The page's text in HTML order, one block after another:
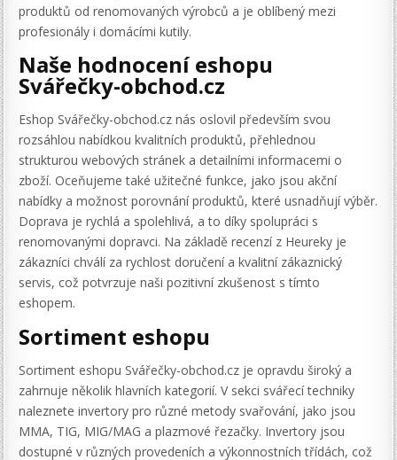
produktů od renomovaných výrobců a je oblíbený mezi
profesionály i domácími kutily.
Naše hodnocení eshopu
Svářečky-obchod.cz
Eshop Svářečky-obchod.cz nás oslovil především svou
rozsáhlou nabídkou kvalitních produktů, přehlednou
strukturou webových stránek a detailními informacemi o
zboží. Oceňujeme také užitečné funkce, jako jsou akční
nabídky a možnost porovnání produktů, které usnadňují výběr.
Doprava je rychlá a spolehlivá, a to díky spolupráci s
renomovanými dopravci. Na základě recenzí z Heureky je
zákazníci chválí za rychlost doručení a kvalitní zákaznický
servis, což potvrzuje naši pozitivní zkušenost s tímto
eshopem.
Sortiment eshopu
Sortiment eshopu Svářečky-obchod.cz je opravdu široký a
zahrnuje několik hlavních kategorií. V sekci svářecí techniky
naleznete invertory pro různé metody svařování, jako jsou
MMA, TIG, MIG/MAG a plazmové řezačky. Invertory jsou
dostupné v různých provedeních a výkonnostních třídách, což